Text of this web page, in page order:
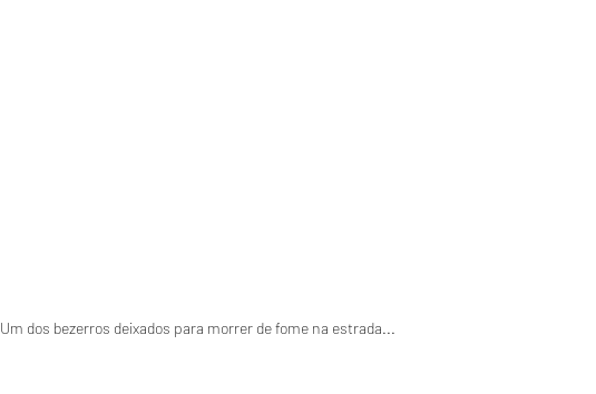
Um dos bezerros deixados para morrer de fome na estrada...